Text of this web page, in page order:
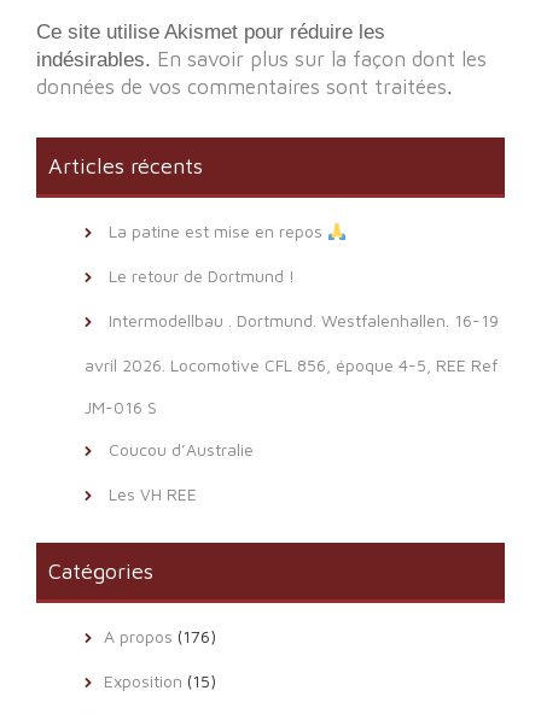
Ce site utilise Akismet pour réduire les
indésirables. En savoir plus sur la façon dont les
données de vos commentaires sont traitées.
Articles récents
La patine est mise en repos
Le retour de Dortmund !
Intermodellbau . Dortmund. Westfalenhallen. 16-19
avril 2026. Locomotive CFL 856, époque 4-5, REE Ref
JM-016 S
Coucou d’Australie
Les VH REE
Catégories
A propos (176)
Exposition (15)